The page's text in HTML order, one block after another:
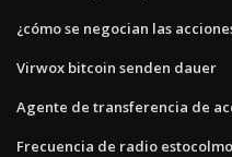
¿cómo se negocian las
Virwox bitcoin senden dauer
Agente de transferencia de
Frecuencia de radio estocolmo